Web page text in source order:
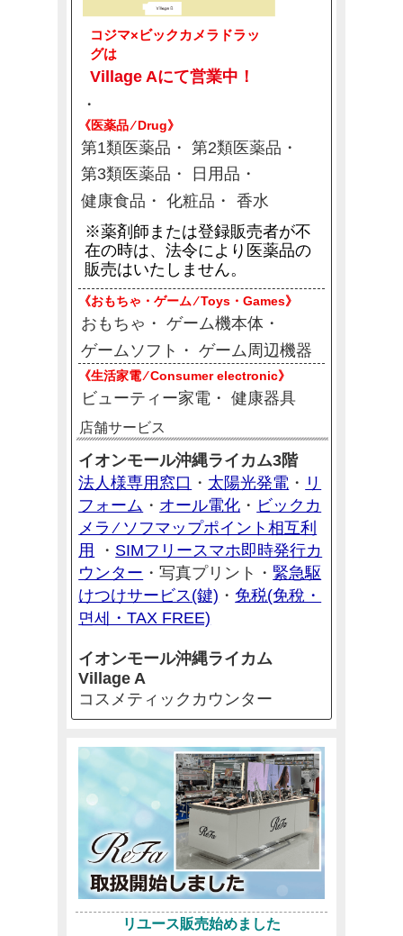
コジマ×ビックカメラドラッ
グは
Village Aにて営業中！
《医薬品 ⁄ Drug》
第1類医薬品
第2類医薬品
第3類医薬品
日用品
健康食品
化粧品
香水
※薬剤師または登録販売者が不
在の時は、法令により医薬品の
販売はいたしません。
《おもちゃ・ゲーム ⁄ Toys・Games》
おもちゃ
ゲーム機本体
ゲームソフト
ゲーム周辺機器
《生活家電 ⁄ Consumer electronic》
ビューティー家電 健康器具
店舗サービス
イオンモール沖縄ライカム3階
法人様専用窓口 ・ 太陽光発電 ・ リ
フォーム ・ オール電化 ・ ビックカ
メラ ⁄ ソフマップポイント相互利
用
・ SIMフリースマホ即時発行カ
ウンター ・写真プリント・ 緊急駆
けつけサービス(鍵) ・ 免税(免稅・
면세・TAX FREE)
イオンモール沖縄ライカム
Village A
コスメティックカウンター
リユース販売始めました